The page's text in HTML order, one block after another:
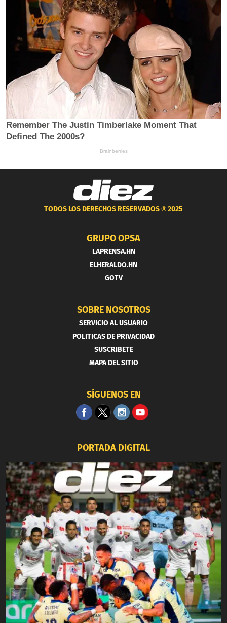
TODOS LOS DERECHOS RESERVADOS ®2025
GRUPO OPSA
LAPRENSA.HN
ELHERALDO.HN
GOTV
SOBRE NOSOTROS
SERVICIO AL USUARIO
POLITICAS DE PRIVACIDAD
SUSCRIBETE
MAPA DEL SITIO
SÍGUENOS EN
PORTADA DIGITAL